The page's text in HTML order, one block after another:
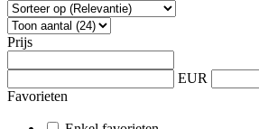
Prijs
EUR
Favorieten